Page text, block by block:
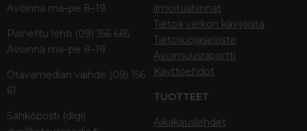
Avoinna ma–pe 8–19
Painettu lehti (09) 156 665
Avoinna ma–pe 8–19
Otavamedian vaihde (09) 156
61
Sähköposti (digi)
ilmoitushinnat
Tietoa verkon kävijöistä
Tietosuojaseloste
Avoimuusraportti
Käyttöehdot
TUOTTEET
Aikakauslehdet